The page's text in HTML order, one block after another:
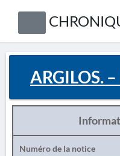
ARGILOS.
Numéro de la notice